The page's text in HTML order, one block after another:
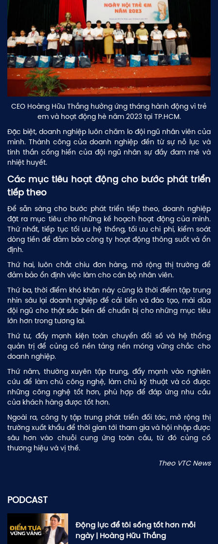
BLOG KIẾN THỨC
CEO Hoàng Hữu Thắng hưởng ứng tháng hành động vì trẻ
em và hoạt động hè năm 2023 tại TP.HCM.
Đặc biệt, doanh nghiệp luôn chăm lo đội ngũ nhân viên của
mình. Thành công của doanh nghiệp đến từ sự nỗ lực và
tinh thần cống hiến của đội ngũ nhân sự đầy đam mê và
nhiệt huyết.
Các mục tiêu hoạt động cho bước phát triển
tiếp theo
Để sẵn sàng cho bước phát triển tiếp theo, doanh nghiệp
đặt ra mục tiêu cho những kế hoạch hoạt động của mình.
Thứ nhất, tiếp tục tối ưu hệ thống, tối ưu chi phí, kiểm soát
dòng tiền để đảm bảo công ty hoạt động thông suốt và ổn
định.
Thứ hai, luôn chắt chiu đơn hàng, mở rộng thị trường để
đảm bảo ổn định việc làm cho cán bộ nhân viên.
Thứ ba, thời điểm khó khăn này cũng là thời điểm tập trung
nhìn sâu lại doanh nghiệp để cải tiến và đào tạo, mài dũa
đội ngũ cho thật sắc bén để chuẩn bị cho những mục tiêu
lớn hơn trong tương lai.
Thứ tư, đẩy mạnh kiện toàn chuyển đổi số và hệ thống
quản trị để củng cố nền tảng nền móng vững chắc cho
doanh nghiệp.
Thứ năm, thường xuyên tập trung, đẩy mạnh vào nghiên
cứu để làm chủ công nghệ, làm chủ kỹ thuật và có được
những công nghệ tốt hơn, phù hợp để đáp ứng nhu cầu
của khách hàng được tốt hơn.
Ngoài ra, công ty tập trung phát triển đối tác, mở rộng thị
trường xuất khẩu để thời gian tới tham gia và hội nhập được
sâu hơn vào chuỗi cung ứng toàn cầu, từ đó củng cố
thương hiệu và vị thế.
Theo VTC News
PODCAST
Động lực để tôi sống tốt hơn mỗi
ngày | Hoàng Hữu Thắng